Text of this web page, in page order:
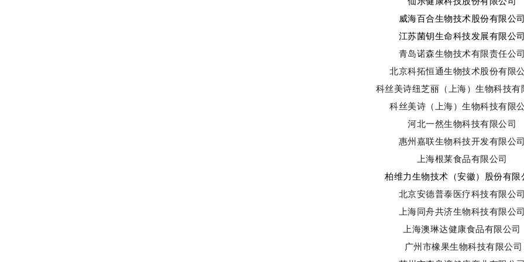
威海百合生物技术股份有限公司
江苏菌钥生命科技发展有限公司
青岛诺森生物技术有限责任公司
北京科拓恒通生物技术股份有限
科丝美诗纽芝丽（上海）生物科技有
科丝美诗（上海）生物科技有限
河北一然生物科技有限公司
惠州嘉联生物科技开发有限公司
上海根莱食品有限公司
柏维力生物技术（安徽）股份有限
北京安德普泰医疗科技有限公司
上海同舟共济生物科技有限公司
上海澳琳达健康食品有限公司
广州市橡果生物科技有限公司